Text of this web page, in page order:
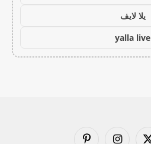
يلا لايف
yalla live